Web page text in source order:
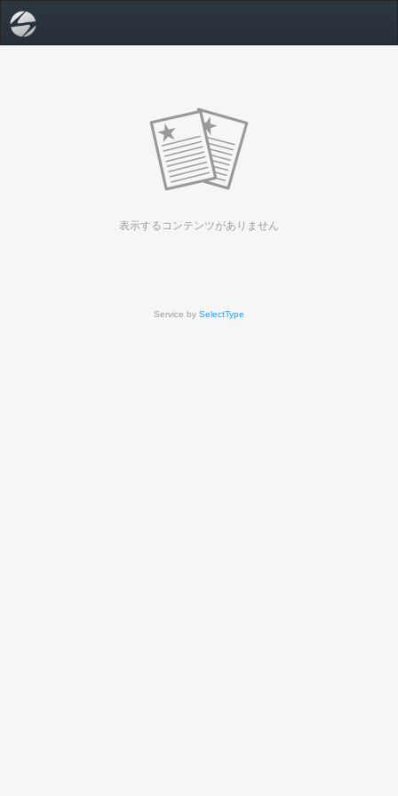
表示するコンテンツがありません
Service by SelectType